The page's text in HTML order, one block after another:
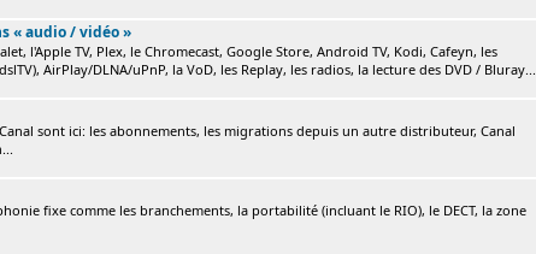
« audio / vidéo »
l'Apple TV, Plex, le Chromecast, Google Store, Android TV, Kodi, Cafeyn, les
AirPlay/DLNA/uPnP, la VoD, les Replay, les radios, la lecture des DVD / Bluray...
sont ici: les abonnements, les migrations depuis un autre distributeur, Canal
fixe comme les branchements, la portabilité (incluant le RIO), le DECT, la zone